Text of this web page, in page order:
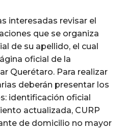
interesadas revisar el
que se organiza
de su apellido, el cual
oficial de la
Querétaro. Para realizar
deberán presentar los
identificación oficial
actualizada, CURP
de domicilio no mayor